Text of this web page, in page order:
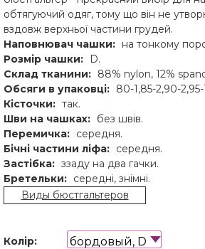
обтягуючий одяг, тому що він не
вздовж верхньої частини грудей.
Наповнювач чашки: на тонкому
Розмір чашки:
D.
Склад тканини: 88% nylon, 12%
Обсяги в упаковці: 80-1,85-2,90-2,95-
Кісточки: так.
Шви на чашках: без швів.
Перемичка: середня.
Бічні частини ліфа: середня.
Застібка: ззаду на два гачки.
Бретельки: середні, знімні.
Виды бюстгальтеров
Колір: бордовый, D